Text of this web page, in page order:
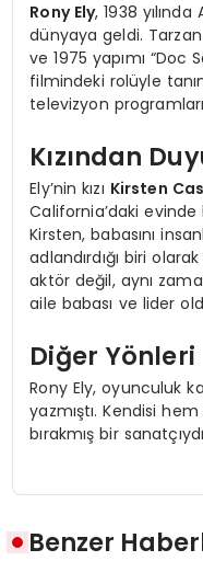
Rony Ely, 1938
dünyaya geldi.
ve 1975 yapımı “Doc
filmindeki rolüyle
televizyon
Kızından
Ely’nin kızı Kirsten
California’daki
Kirsten, babasını
adlandırdığı biri
aktör değil, aynı
aile babası ve lider
Diğer Yönleri
Rony Ely, oyunculuk
yazmıştı. Kendisi
bırakmış bir
Benzer